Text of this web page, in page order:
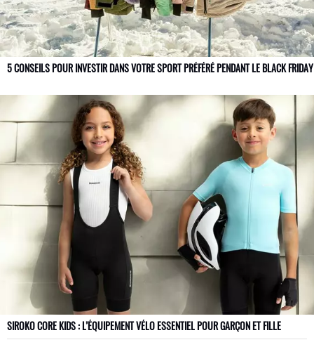
5 CONSEILS POUR INVESTIR DANS VOTRE SPORT PRÉFÉRÉ PENDANT LE BLACK FRIDAY
SIROKO CORE KIDS : L’ÉQUIPEMENT VÉLO ESSENTIEL POUR GARÇON ET FILLE